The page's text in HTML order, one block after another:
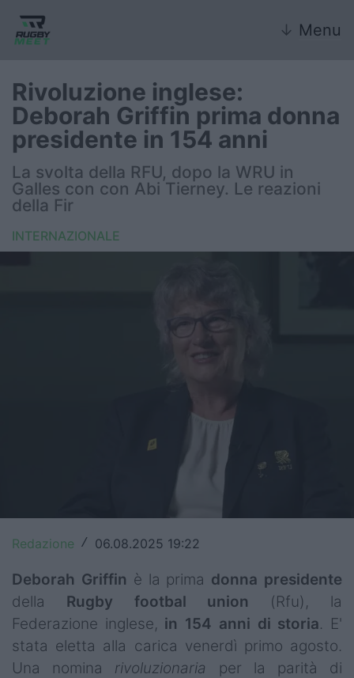
↓ Menu
Nazionale
Nazionali giovanili
Rugby Sevens
FIR
World Rugby
Rugby World Cup
Super Rugby
Rugby in TV
Mercato
Rivoluzione inglese:
Deborah Griffin prima donna
presidente in 154 anni
La svolta della RFU, dopo la WRU in
Galles con con Abi Tierney. Le reazioni
della Fir
INTERNAZIONALE
Redazione / 06.08.2025 19:22
Deborah Griffin è la prima donna presidente
della Rugby footbal union
(Rfu), la
Federazione inglese, in 154 anni di storia. E'
stata eletta alla carica venerdì primo agosto.
Una nomina rivoluzionaria
per la parità di